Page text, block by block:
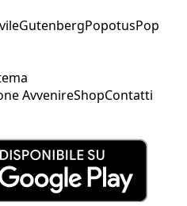
GutenbergPopotusPop
AvvenireShopContatti